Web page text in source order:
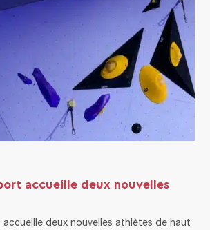
accueille deux nouvelles
accueille deux nouvelles athlètes de haut